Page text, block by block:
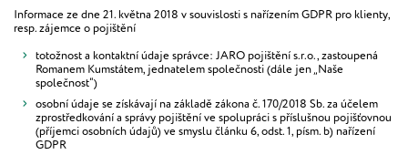
Informace ze dne 21. května 2018 v souvislosti s nařízením GDPR pro klienty,
resp. zájemce o pojištění
totožnost a kontaktní údaje správce: JARO pojištění s.r.o., zastoupená
Romanem Kumstátem, jednatelem společnosti (dále jen „Naše
společnost“)
osobní údaje se získávají na základě zákona č. 170/2018 Sb. za účelem
zprostředkování a správy pojištění ve spolupráci s příslušnou pojišťovnou
(příjemci osobních údajů) ve smyslu článku 6, odst. 1, písm. b) nařízení
GDPR